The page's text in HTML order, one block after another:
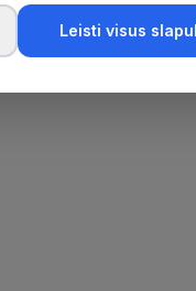
Leisti visus